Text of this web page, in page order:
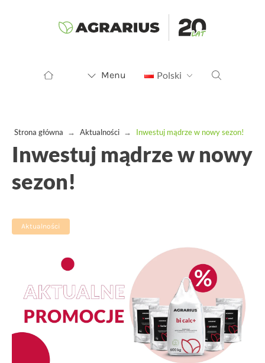
Menu Polski
Strona główna → Aktualności → Inwestuj mądrze w nowy sezon!
Inwestuj mądrze w nowy
sezon!
Aktualności